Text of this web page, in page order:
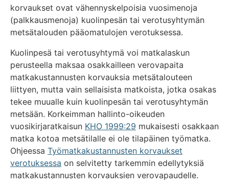
korvaukset ovat vähennyskelpoisia vuosimenoja
(palkkausmenoja) kuolinpesän tai verotusyhtymän
metsätalouden pääomatulojen verotuksessa.
Kuolinpesä tai verotusyhtymä voi matkalaskun
perusteella maksaa osakkailleen verovapaita
matkakustannusten korvauksia metsätalouteen
liittyen, mutta vain sellaisista matkoista, jotka osakas
tekee muualle kuin kuolinpesän tai verotusyhtymän
metsään. Korkeimman hallinto-oikeuden
vuosikirjaratkaisun KHO 1999:29 mukaisesti osakkaan
matka kotoa metsätilalle ei ole tilapäinen työmatka.
Ohjeessa Työmatkakustannusten korvaukset
verotuksessa on selvitetty tarkemmin edellytyksiä
matkakustannusten korvauksien verovapaudelle.